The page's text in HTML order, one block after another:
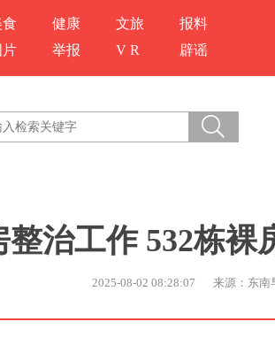
食 健康 文旅
报料
片 举报 V R 辟谣
治工作 532栋裸
2025-08-02 08:28:07 来源：东南